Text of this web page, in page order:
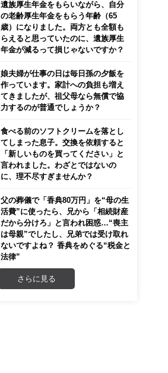
遺族厚生年金をもらいながら、自分
の老齢厚生年金をもらう年齢（65
歳）になりました。両方とも全額も
らえると思っていたのに、遺族厚生
年金が減るって損じゃないですか？
娘夫婦が仕事の日は毎日孫の夕飯を
作っています。家計への負担も増え
てきましたが、祖父母なら無償で協
力するのが普通でしょうか？
食べる前のソフトクリームを落とし
てしまった息子。交換を依頼すると
「新しいものを買ってください」と
言われました。わざとではないの
に、理不尽すぎませんか？
父の葬儀で「香典80万円」を“母の生
活費”に使ったら、兄から「相続財産
だから分けろ」と言われ困惑…“喪主
は母親”でしたし、兄弟では受け取れ
ないですよね？ 香典をめぐる“税金と
法律”
さらに見る